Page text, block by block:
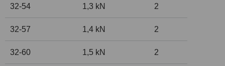
32-54 1,3 kN 2
32-57 1,4 kN 2
32-60 1,5 kN 2